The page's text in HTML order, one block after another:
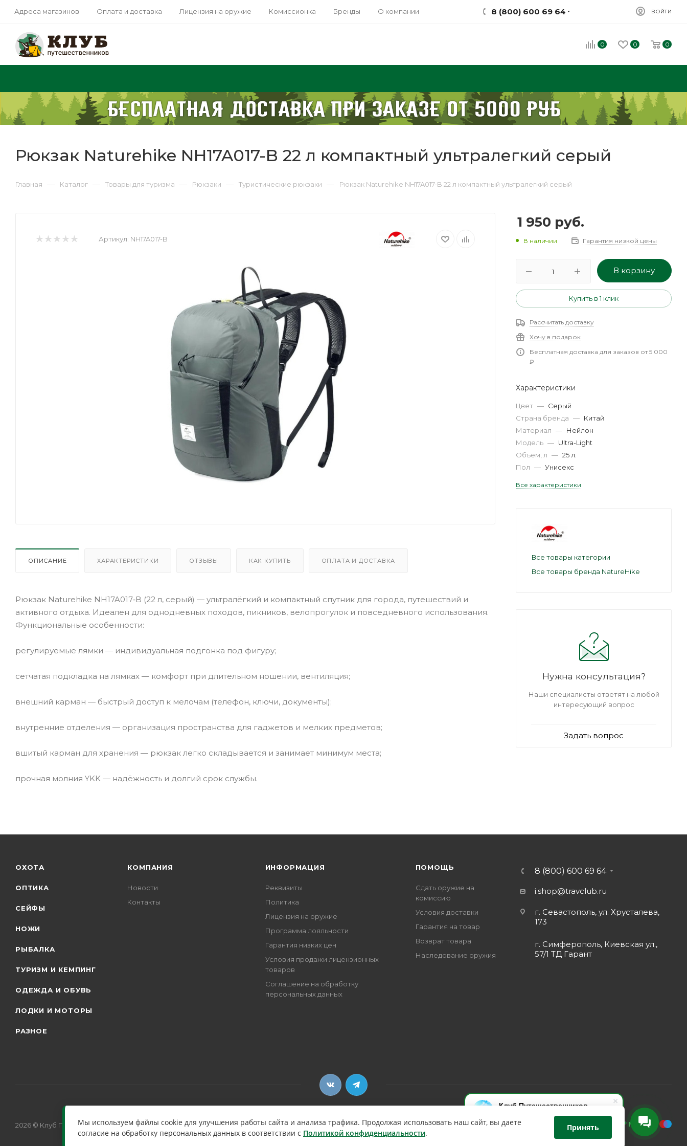
Клуб Путешественников
Здравствуйте! Задавайте
вопрос,мы on-line!
Адреса магазинов Оплата и доставка Лицензия на оружие Комиссионка Бренды О компании 8 (800) 600 69 64 ВОЙТИ
0 0 0
Рюкзак Naturehike NH17A017-B 22 л компактный ультралегкий серый
Главная — Каталог — Товары для туризма — Рюкзаки — Туристические рюкзаки — Рюкзак Naturehike NH17A017-B 22 л компактный ультралегкий серый
Артикул: NH17A017-B
ОПИСАНИЕ ХАРАКТЕРИСТИКИ ОТЗЫВЫ КАК КУПИТЬ ОПЛАТА И ДОСТАВКА
Рюкзак Naturehike NH17A017‑B (22 л, серый) — ультралёгкий и компактный спутник для города, путешествий и
активного отдыха. Идеален для однодневных походов, пикников, велопрогулок и повседневного использования.
Функциональные особенности:
регулируемые лямки — индивидуальная подгонка под фигуру;
сетчатая подкладка на лямках — комфорт при длительном ношении, вентиляция;
внешний карман — быстрый доступ к мелочам (телефон, ключи, документы);
внутренние отделения — организация пространства для гаджетов и мелких предметов;
вшитый карман для хранения — рюкзак легко складывается и занимает минимум места;
прочная молния YKK — надёжность и долгий срок службы.
1 950 руб.
В наличии Гарантия низкой цены
В корзину
Купить в 1 клик
Рассчитать доставку
Хочу в подарок
Бесплатная доставка для заказов от 5 000
₽
Характеристики
Цвет — Серый
Страна бренда — Китай
Материал — Нейлон
Модель — Ultra-Light
Объем, л — 25 л.
Пол — Унисекс
Все характеристики
Все товары категории
Все товары бренда NatureHike
Нужна консультация?
Наши специалисты ответят на любой
интересующий вопрос
Задать вопрос
ОХОТА
ОПТИКА
СЕЙФЫ
НОЖИ
РЫБАЛКА
ТУРИЗМ И КЕМПИНГ
ОДЕЖДА И ОБУВЬ
ЛОДКИ И МОТОРЫ
РАЗНОЕ
КОМПАНИЯ
Новости
Контакты
ИНФОРМАЦИЯ
Реквизиты
Политика
Лицензия на оружие
Программа лояльности
Гарантия низких цен
Условия продажи лицензионных
товаров
Соглашение на обработку
персональных данных
ПОМОЩЬ
Сдать оружие на
комиссию
Условия доставки
Гарантия на товар
Возврат товара
Наследование оружия
8 (800) 600 69 64
i.shop@travclub.ru
г. Севастополь, ул. Хрусталева,
173
г. Симферополь, Киевская ул.,
57/1 ТД Гарант
2026 © Клуб ПутешественниковМы используем файлы cookie для улучшения работы сайта и анализа трафика. Продолжая использовать наш сайт, вы даете
согласие на обработку персональных данных в соответствии с Политикой конфиденциальности.
Принять